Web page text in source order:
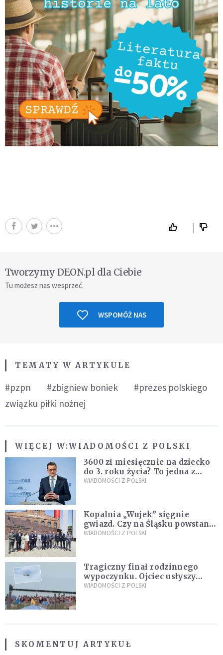
Tworzymy DEON.pl dla Ciebie
Tu możesz nas wesprzeć.
WSPOMÓŻ NAS
TEMATY W ARTYKULE
#pzpn #zbigniew boniek
#prezes polskiego
związku piłki nożnej
WIĘCEJ W:WIADOMOŚCI Z POLSKI
3600 zł miesięcznie na dziecko
do 3. roku życia? To jedna z
propozycji programu "Rozwój
WIADOMOŚCI Z POLSKI
Kopalnia „Wujek” sięgnie
gwiazd. Czy na Śląsku powstanie
„Dolina Krzemowa”?
WIADOMOŚCI Z POLSKI
Tragiczny finał rodzinnego
wypoczynku. Ojciec usłyszy
zarzuty
WIADOMOŚCI Z POLSKI
SKOMENTUJ ARTYKUŁ